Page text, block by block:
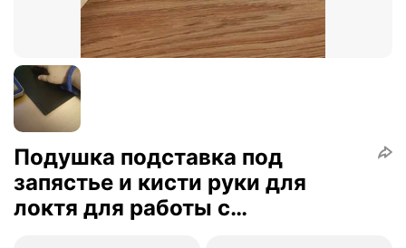
Подушка подставка под
запястье и кисти руки для
локтя для работы с